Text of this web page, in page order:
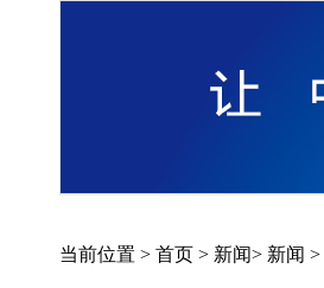
当前位置 > 首页 > 新闻> 新闻 >